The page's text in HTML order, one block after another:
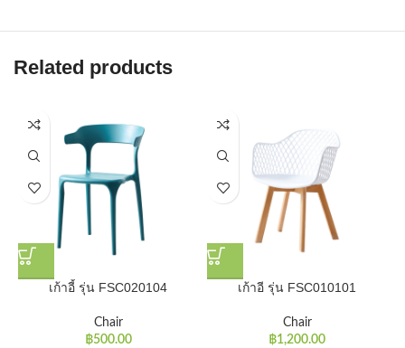
Related products
เก้าอี้ รุ่น FSC020104
Chair
฿500.00
เก้าอี รุ่น FSC010101
Chair
฿1,200.00